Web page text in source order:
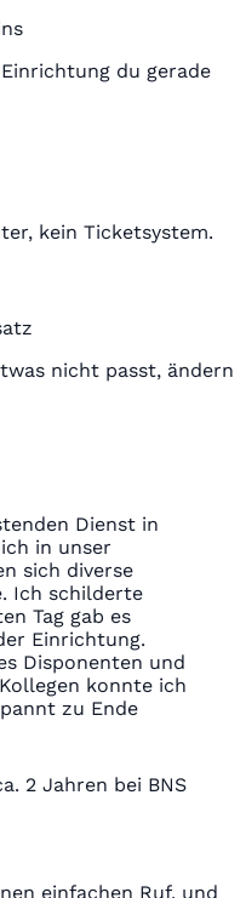
du gerade
kein Ticketsystem.
nicht passt, ändern
Dienst in
in unser
sich diverse
Ich schilderte
Tag gab es
Einrichtung.
Disponenten und
konnte ich
zu Ende
2 Jahren bei BNS
einfachen Ruf, und